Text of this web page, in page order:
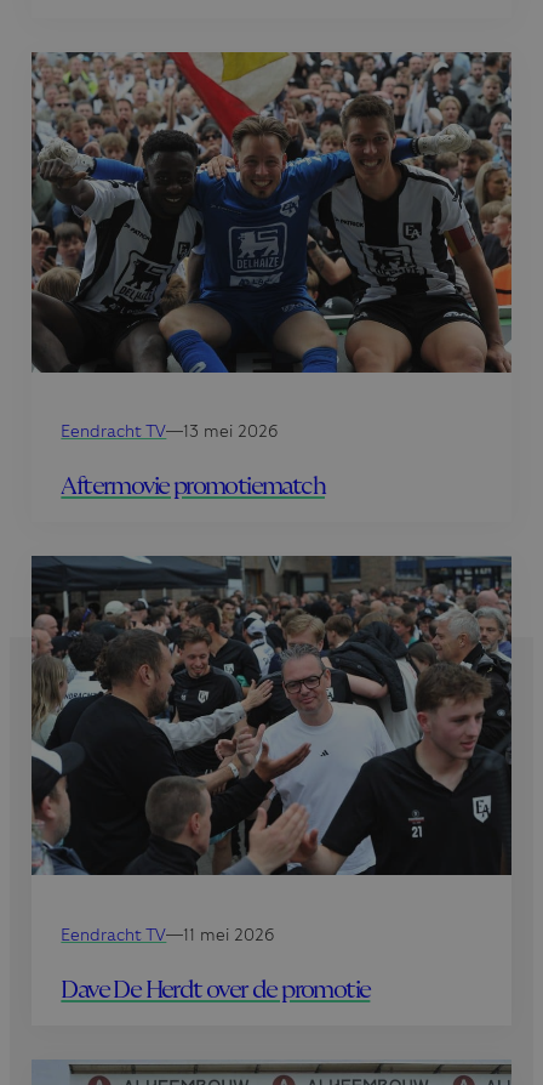
Eendracht TV—13 mei 2026
Aftermovie promotiematch
Eendracht TV—11 mei 2026
Dave De Herdt over de promotie